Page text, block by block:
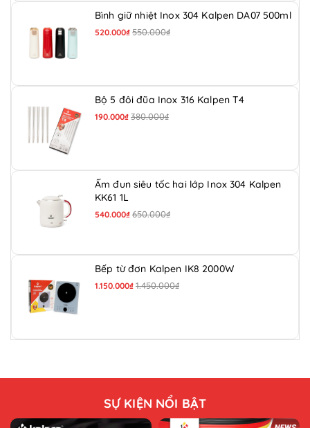
Bình giữ nhiệt Inox 304 Kalpen DA07 500ml
520.000₫ 550.000₫
Bộ 5 đôi đũa Inox 316 Kalpen T4
190.000₫ 380.000₫
Ấm đun siêu tốc hai lớp Inox 304 Kalpen
KK61 1L
540.000₫ 650.000₫
Bếp từ đơn Kalpen IK8 2000W
1.150.000₫ 1.450.000₫
SỰ KIỆN NỔI BẬT